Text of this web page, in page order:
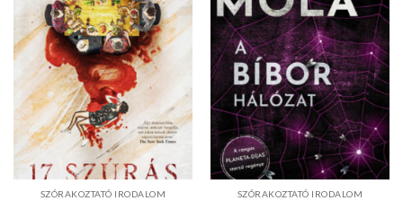
SZÓRAKOZTATÓ IRODALOM SZÓRAKOZTATÓ IRODALOM